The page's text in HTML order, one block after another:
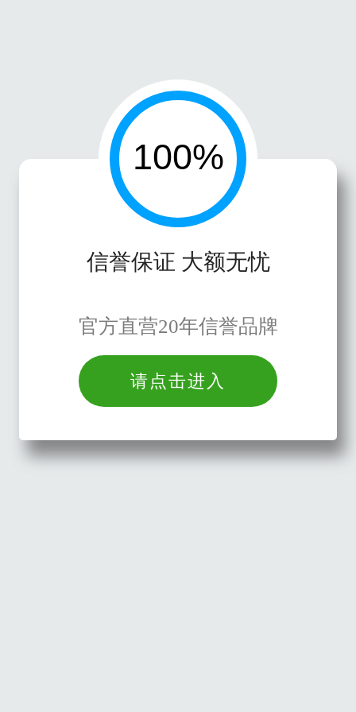
信誉保证 大额无忧
官方直营20年信誉品牌
请点击进入